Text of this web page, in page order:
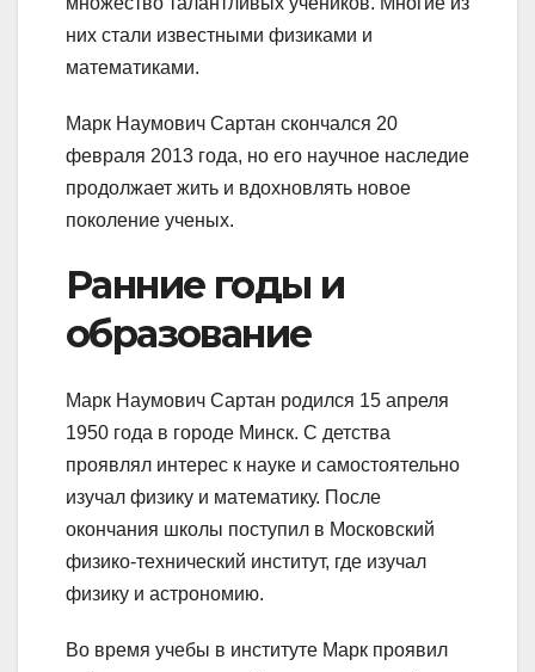
них стали известными физиками и
математиками.
Марк Наумович Сартан скончался 20
февраля 2013 года, но его научное наследие
продолжает жить и вдохновлять новое
поколение ученых.
Ранние годы и
образование
Марк Наумович Сартан родился 15 апреля
1950 года в городе Минск. С детства
проявлял интерес к науке и самостоятельно
изучал физику и математику. После
окончания школы поступил в Московский
физико-технический институт, где изучал
физику и астрономию.
Во время учебы в институте Марк проявил